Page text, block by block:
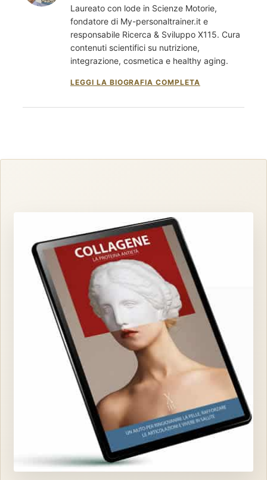
Laureato con lode in Scienze Motorie,
fondatore di My-personaltrainer.it e
responsabile Ricerca & Sviluppo X115. Cura
contenuti scientifici su nutrizione,
integrazione, cosmetica e healthy aging.
LEGGI LA BIOGRAFIA COMPLETA